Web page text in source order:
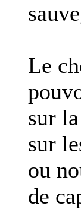
Le
sur
sur
ou
de